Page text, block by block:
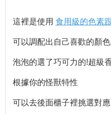
這裡是使用 食用級的色素
可以調配出自己喜歡的顏
泡泡的選了巧可力的!超級
根據你的怪獸特性
可以去後面櫃子裡挑選對